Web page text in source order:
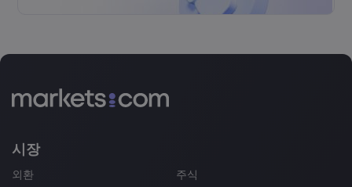
시장
외환
주식